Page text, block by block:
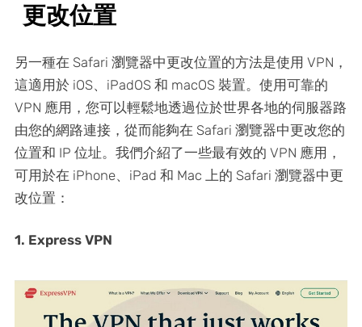
更改位置
另一種在 Safari 瀏覽器中更改位置的方法是使用 VPN，
這適用於 iOS、iPadOS 和 macOS 裝置。使用可靠的
VPN 應用，您可以輕鬆地透過位於世界各地的伺服器路
由您的網路連接，從而能夠在 Safari 瀏覽器中更改您的
位置和 IP 位址。我們介紹了一些最有效的 VPN 應用，
可用於在 iPhone、iPad 和 Mac 上的 Safari 瀏覽器中更
改位置：
1. Express VPN